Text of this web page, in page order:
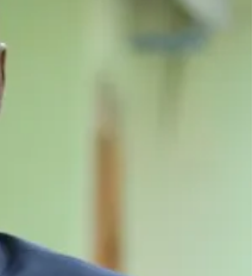
trophée de la Coupe du monde
à «l’unanimité» d’un
International exige une
Eléphants de Côte d’Ivoire